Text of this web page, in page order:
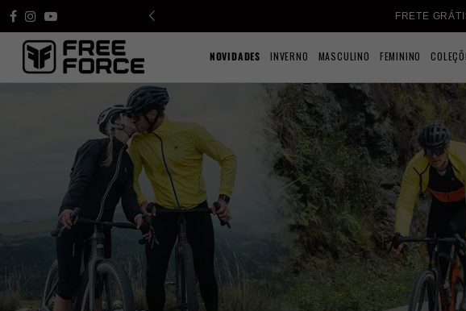
FRETE
NOVIDADES INVERNO MASCULINO FEMININO